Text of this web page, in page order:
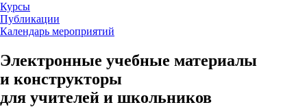
Курсы
Публикации
Календарь мероприятий
Электронные учебные материалы
и конструкторы
для учителей и школьников